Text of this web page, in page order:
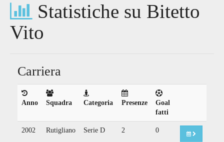
Statistiche su Bitetto
Vito
Carriera
Anno Squadra Categoria Presenze
Goal
fatti
2002 Rutigliano Serie D 2 0